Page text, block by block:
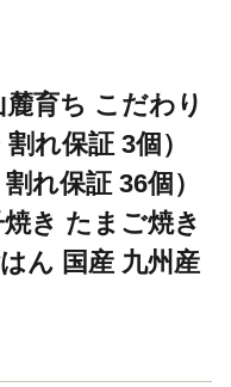
育ち こだわり
れ保証 3個）
れ保証 36個）
き たまご焼き
ん 国産 九州産